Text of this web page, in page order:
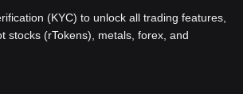
(KYC) to unlock all trading features,
stocks (rTokens), metals, forex, and